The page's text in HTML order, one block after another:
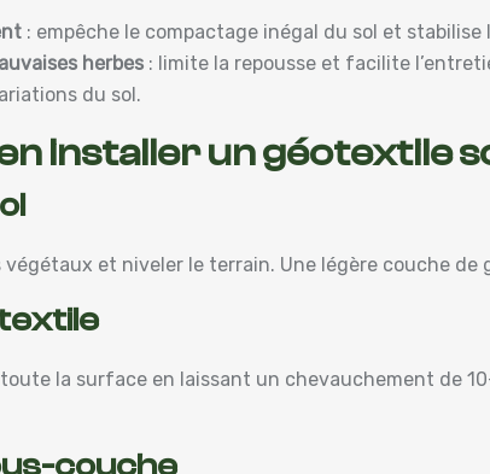
: empêche le compactage inégal du sol et stabilise
herbes : limite la repousse et facilite
du sol.
installer un géotextile
végétaux et niveler le terrain. Une légère couche
la surface en laissant un chevauchement de
couche